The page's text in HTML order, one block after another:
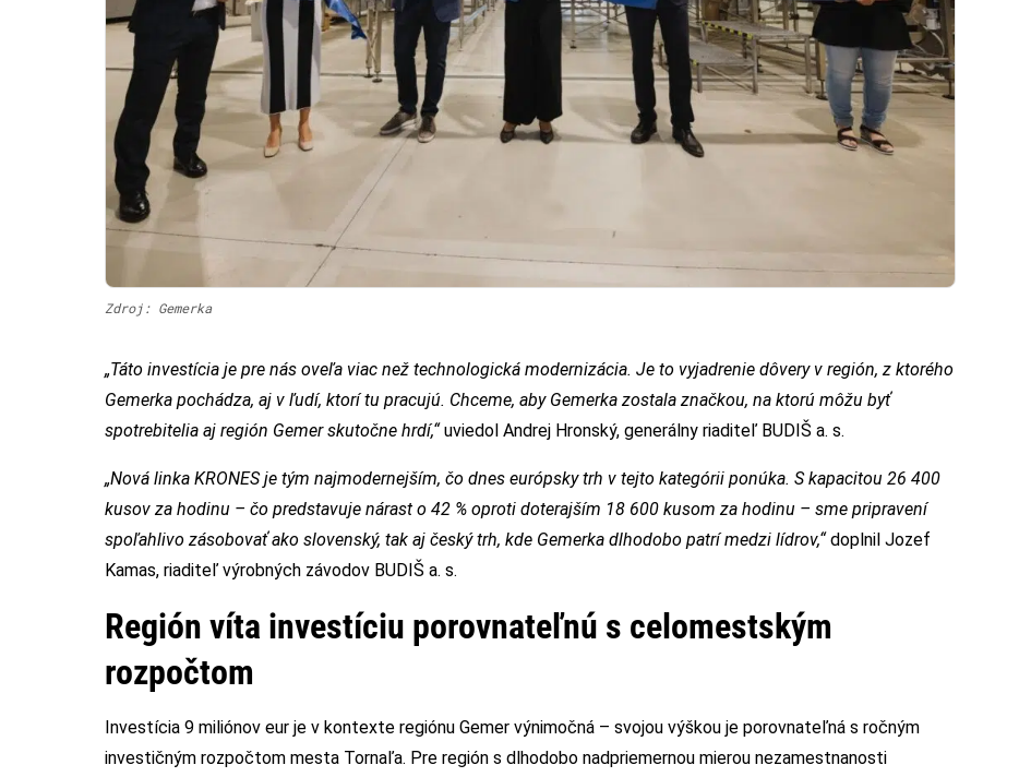
Zdroj: Gemerka
„Táto investícia je pre nás oveľa viac než technologická modernizácia. Je to vyjadrenie dôvery v región, z ktorého
Gemerka pochádza, aj v ľudí, ktorí tu pracujú. Chceme, aby Gemerka zostala značkou, na ktorú môžu byť
spotrebitelia aj región Gemer skutočne hrdí,“ uviedol Andrej Hronský, generálny riaditeľ BUDIŠ a. s.
„Nová linka KRONES je tým najmodernejším, čo dnes európsky trh v tejto kategórii ponúka. S kapacitou 26 400
kusov za hodinu – čo predstavuje nárast o 42 % oproti doterajším 18 600 kusom za hodinu – sme pripravení
spoľahlivo zásobovať ako slovenský, tak aj český trh, kde Gemerka dlhodobo patrí medzi lídrov,“ doplnil Jozef
Kamas, riaditeľ výrobných závodov BUDIŠ a. s.
Región víta investíciu porovnateľnú s celomestským
rozpočtom
Investícia 9 miliónov eur je v kontexte regiónu Gemer výnimočná – svojou výškou je porovnateľná s ročným
investičným rozpočtom mesta Tornaľa. Pre región s dlhodobo nadpriemernou mierou nezamestnanosti